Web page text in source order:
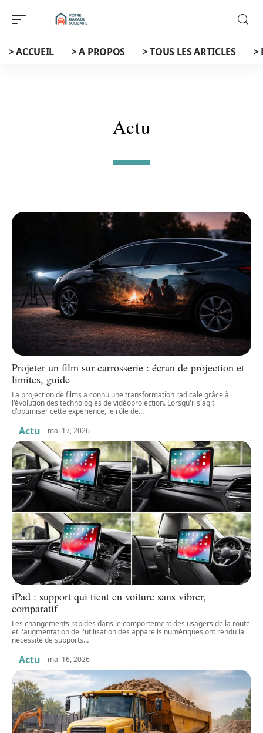
> ACCUEIL > A PROPOS > TOUS LES ARTICLES >
Actu
Projeter un film sur carrosserie : écran de projection et
limites, guide
La projection de films a connu une transformation radicale grâce à
l'évolution des technologies de vidéoprojection. Lorsqu'il s'agit
d'optimiser cette expérience, le rôle de…
Actu mai 17, 2026
iPad : support qui tient en voiture sans vibrer,
comparatif
Les changements rapides dans le comportement des usagers de la route
et l'augmentation de l'utilisation des appareils numériques ont rendu la
nécessité de supports…
Actu mai 16, 2026